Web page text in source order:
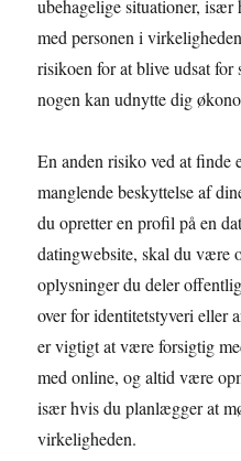
ubehagelige situationer,
med personen i
risikoen for at blive udsat
nogen kan udnytte dig
En anden risiko ved at finde
manglende beskyttelse af
du opretter en profil på en
datingwebsite, skal du være
oplysninger du deler
over for identitetstyveri eller
er vigtigt at være forsigtig
med online, og altid være
især hvis du planlægger at
virkeligheden.